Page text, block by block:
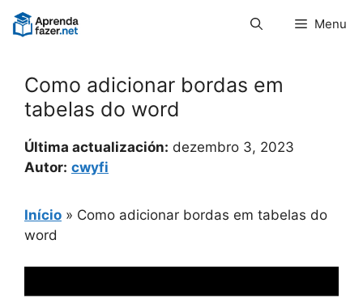
Pular
para
Menu
Como adicionar bordas em
tabelas do word
Última actualización: dezembro 3, 2023
Autor: cwyfi
Início » Como adicionar bordas em tabelas do
word